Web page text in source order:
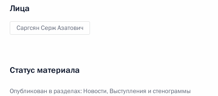
Лица
Саргсян Серж Азатович
Статус материала
Опубликован в разделах: Новости, Выступления и стенограммы